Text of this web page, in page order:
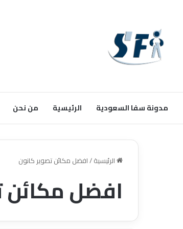
مدونة سفا السعودية الرئيسية من نحن
الرئيسية/افضل مكائن تصوير كانون
افضل مكائن